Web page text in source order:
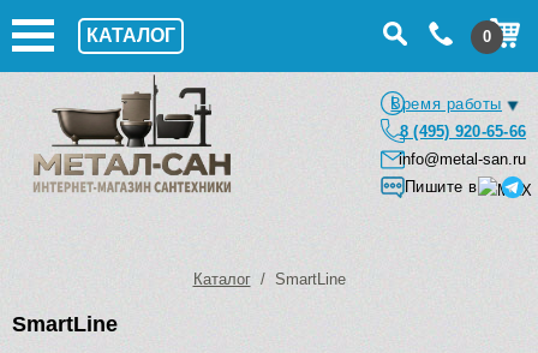
КАТАЛОГ 0
Время работы
8 (495) 920-65-66
info@metal-san.ru
Пишите в
Каталог/ SmartLine
SmartLine